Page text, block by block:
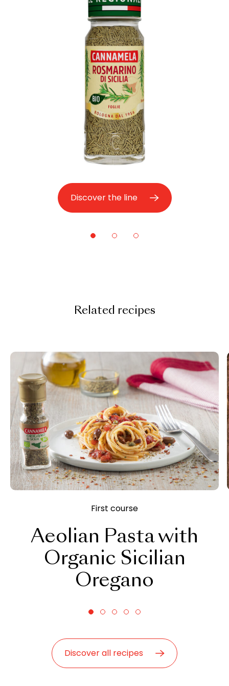
Discover the line
Related recipes
First course
Aeolian Pasta with
Organic Sicilian
Oregano
Discover all recipes